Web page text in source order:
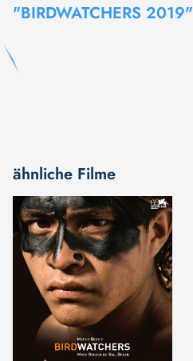
"BIRDWATCHERS 2019"
ähnliche Filme